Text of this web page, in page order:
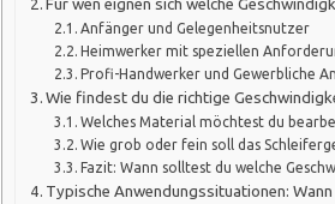
Für wen eignen sich welche
Anfänger und Gelegenheitsnutzer
Heimwerker mit speziellen
Profi-Handwerker und Gewerbliche
Wie findest du die richtige
Welches Material möchtest du
Wie grob oder fein soll das
Fazit: Wann solltest du welche
Typische Anwendungssituationen: